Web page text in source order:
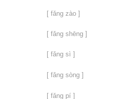
[ fǎng zào ]
[ fǎng shēng ]
[ fǎng sì ]
[ fǎng sòng ]
[ fǎng pí ]